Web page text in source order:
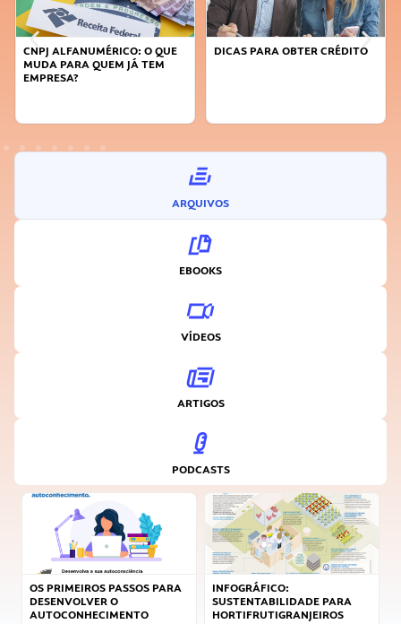
CNPJ ALFANUMÉRICO: O QUE
MUDA PARA QUEM JÁ TEM
EMPRESA?
DICAS PARA OBTER CRÉDITO
ARQUIVOS
EBOOKS
VÍDEOS
ARTIGOS
PODCASTS
OS PRIMEIROS PASSOS PARA
DESENVOLVER O
AUTOCONHECIMENTO
INFOGRÁFICO:
SUSTENTABILIDADE PARA
HORTIFRUTIGRANJEIROS